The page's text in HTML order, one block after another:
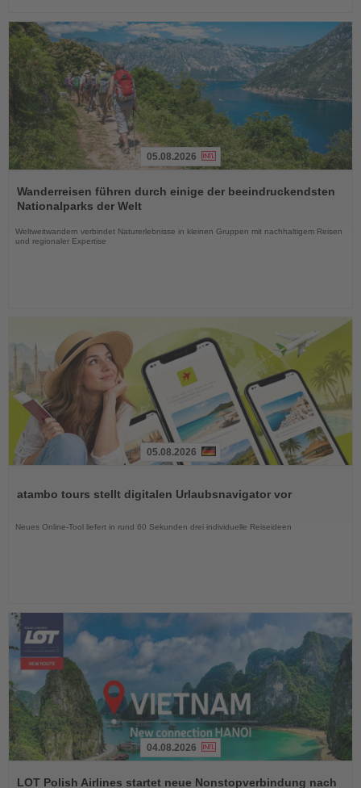
Sie
die
Nachrichten
05.08.2026
Wanderreisen führen durch einige der beeindruckendsten
Nationalparks der Welt
Weltweitwandern verbindet Naturerlebnisse in kleinen Gruppen mit nachhaltigem Reisen
und regionaler Expertise
die
05.08.2026
atambo tours stellt digitalen Urlaubsnavigator vor
Neues Online-Tool liefert in rund 60 Sekunden drei individuelle Reiseideen
Sie
04.08.2026
LOT Polish Airlines startet neue Nonstopverbindung nach